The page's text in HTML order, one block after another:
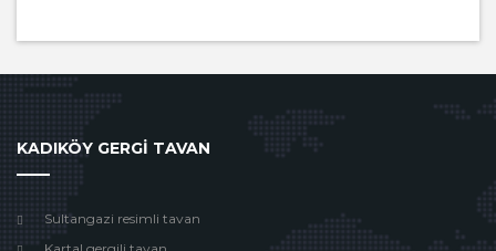
KADIKÖY GERGİ TAVAN
Sultangazi resimli tavan